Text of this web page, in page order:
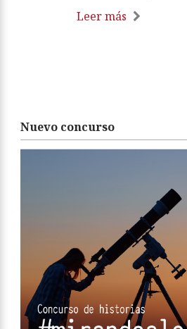
Leer más
Nuevo concurso